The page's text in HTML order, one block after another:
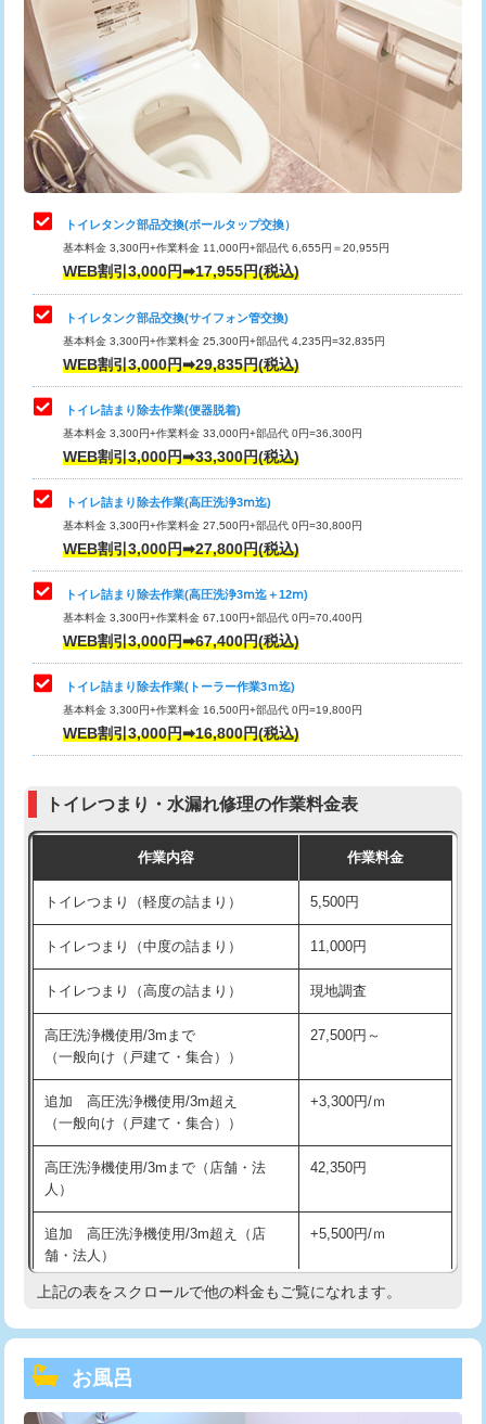
トイレタンク部品交換(ボールタップ交換）
基本料金 3,300円+作業料金 11,000円+部品代 6,655円＝20,955円
WEB割引3,000円➡17,955円(税込)
トイレタンク部品交換(サイフォン管交換)
基本料金 3,300円+作業料金 25,300円+部品代 4,235円=32,835円
WEB割引3,000円➡29,835円(税込)
トイレ詰まり除去作業(便器脱着)
基本料金 3,300円+作業料金 33,000円+部品代 0円=36,300円
WEB割引3,000円➡33,300円(税込)
トイレ詰まり除去作業(高圧洗浄3ⅿ迄)
基本料金 3,300円+作業料金 27,500円+部品代 0円=30,800円
WEB割引3,000円➡27,800円(税込)
トイレ詰まり除去作業(高圧洗浄3ⅿ迄＋12ⅿ)
基本料金 3,300円+作業料金 67,100円+部品代 0円=70,400円
WEB割引3,000円➡67,400円(税込)
トイレ詰まり除去作業(トーラー作業3ｍ迄)
基本料金 3,300円+作業料金 16,500円+部品代 0円=19,800円
WEB割引3,000円➡16,800円(税込)
トイレつまり・水漏れ修理の作業料金表
作業内容 作業料金
トイレつまり（軽度の詰まり） 5,500円
トイレつまり（中度の詰まり） 11,000円
トイレつまり（高度の詰まり） 現地調査
高圧洗浄機使用/3mまで
（一般向け（戸建て・集合））
27,500円～
追加 高圧洗浄機使用/3m超え
（一般向け（戸建て・集合））
+3,300円/ｍ
高圧洗浄機使用/3mまで（店舗・法
人）
42,350円
追加 高圧洗浄機使用/3m超え（店
舗・法人）
+5,500円/ｍ
高度高圧洗浄換 現地調査
トーラー機使用/3mまで
上記の表をスクロールで他の料金もご覧になれます。
お風呂